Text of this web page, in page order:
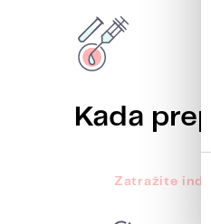
Kada
Zatražite